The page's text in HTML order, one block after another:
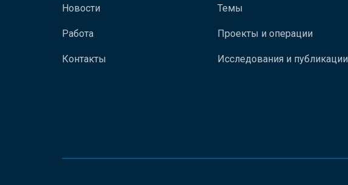
Новости
Работа
Контакты
Темы
Проекты и операции
Исследования и публикации